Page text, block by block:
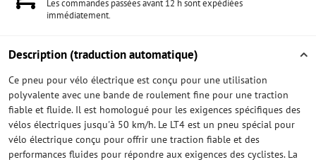
Les commandes passées avant 12 h sont expédiées
immédiatement.
Description (traduction automatique)
Ce pneu pour vélo électrique est conçu pour une utilisation
polyvalente avec une bande de roulement fine pour une traction
fiable et fluide. Il est homologué pour les exigences spécifiques des
vélos électriques jusqu'à 50 km/h. Le LT4 est un pneu spécial pour
vélo électrique conçu pour offrir une traction fiable et des
performances fluides pour répondre aux exigences des cyclistes. La